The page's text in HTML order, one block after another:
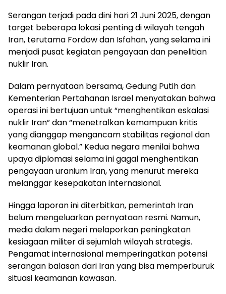
Serangan terjadi pada dini hari 21 Juni 2025, dengan
target beberapa lokasi penting di wilayah tengah
Iran, terutama Fordow dan Isfahan, yang selama ini
menjadi pusat kegiatan pengayaan dan penelitian
nuklir Iran.
Dalam pernyataan bersama, Gedung Putih dan
Kementerian Pertahanan Israel menyatakan bahwa
operasi ini bertujuan untuk “menghentikan eskalasi
nuklir Iran” dan “menetralkan kemampuan kritis
yang dianggap mengancam stabilitas regional dan
keamanan global.” Kedua negara menilai bahwa
upaya diplomasi selama ini gagal menghentikan
pengayaan uranium Iran, yang menurut mereka
melanggar kesepakatan internasional.
Hingga laporan ini diterbitkan, pemerintah Iran
belum mengeluarkan pernyataan resmi. Namun,
media dalam negeri melaporkan peningkatan
kesiagaan militer di sejumlah wilayah strategis.
Pengamat internasional memperingatkan potensi
serangan balasan dari Iran yang bisa memperburuk
situasi keamanan kawasan.